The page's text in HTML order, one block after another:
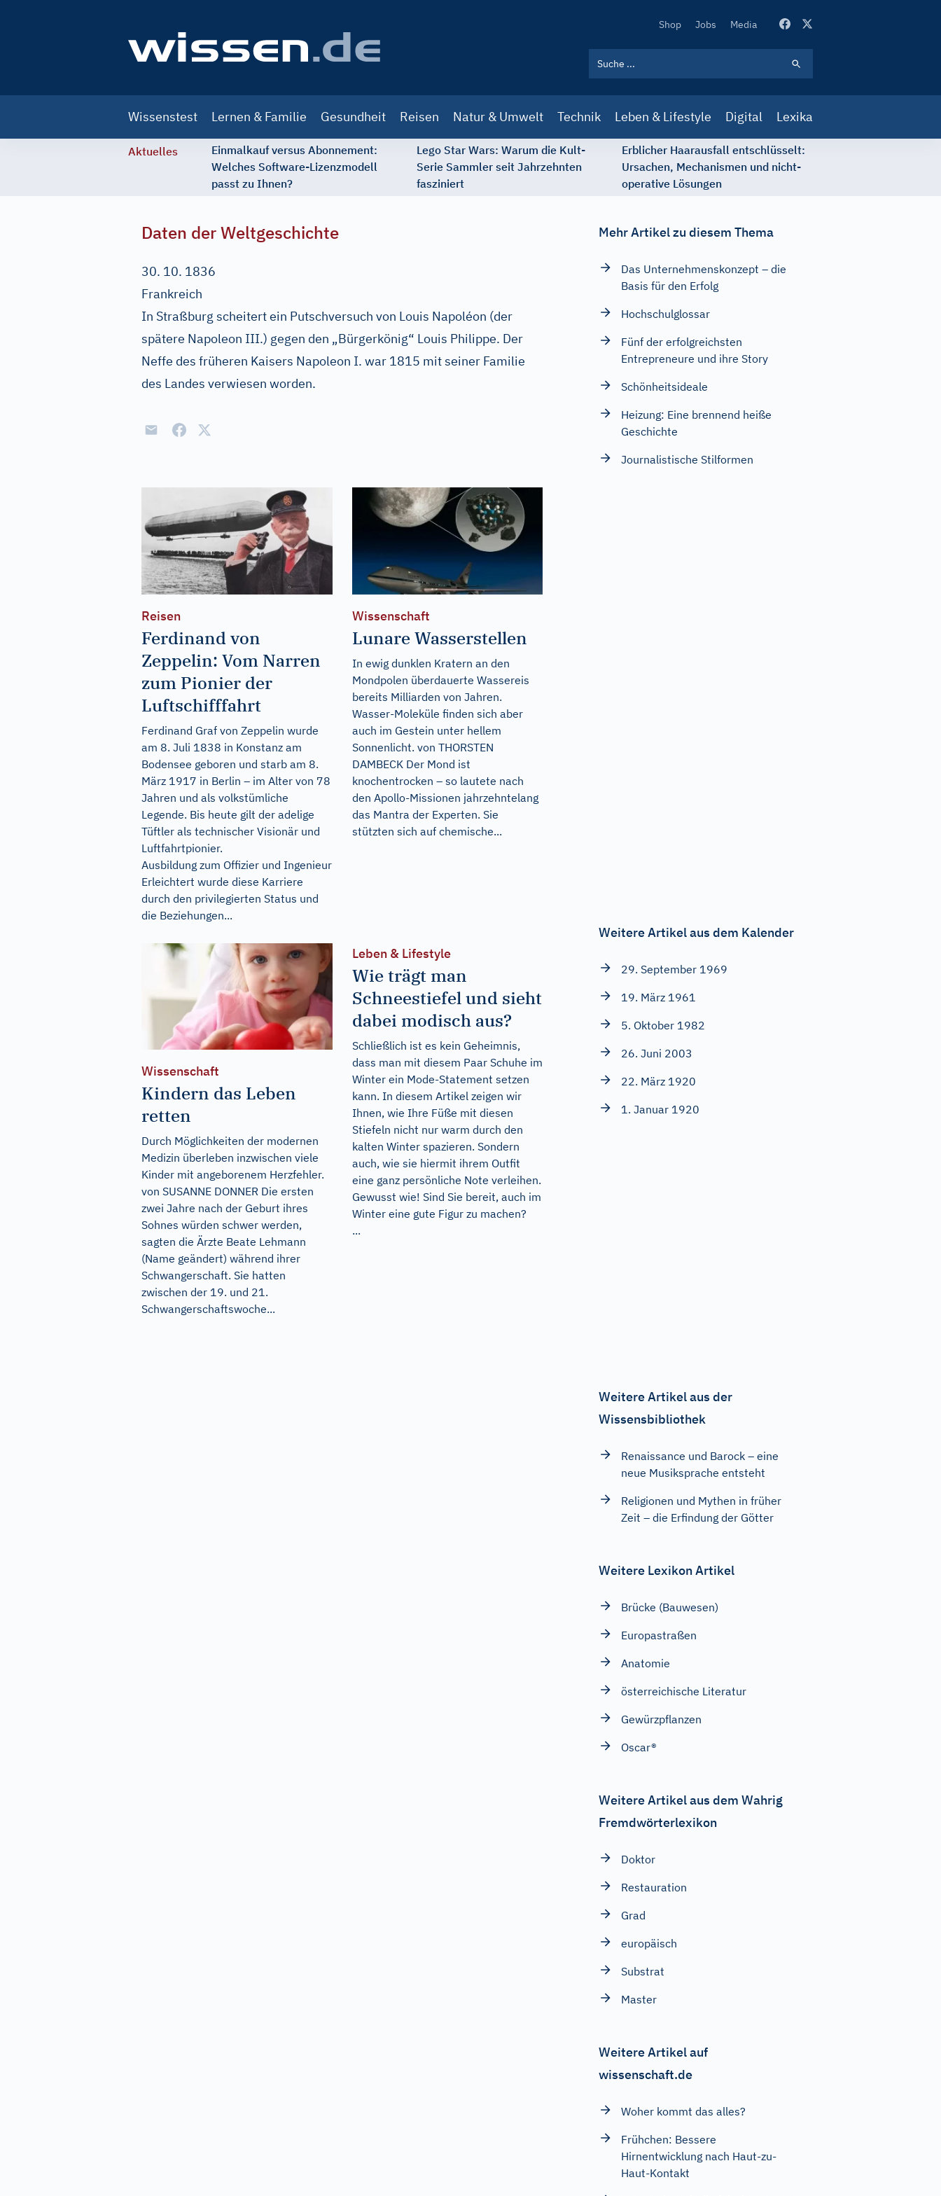
Secondary
Shop Jobs Media
navigation
Wissenstest Lernen & Familie Gesundheit Reisen Natur & Umwelt Technik Leben & Lifestyle Digital Lexika
Aktuelles
Einmalkauf versus Abonnement:
Welches Software-Lizenzmodell
passt zu Ihnen?
Lego Star Wars: Warum die Kult-
Serie Sammler seit Jahrzehnten
fasziniert
Erblicher Haarausfall entschlüsselt:
Ursachen, Mechanismen und nicht-
operative Lösungen
Daten der Weltgeschichte
30. 10. 1836
Frankreich
In Straßburg scheitert ein Putschversuch von Louis Napoléon (der
spätere Napoleon III.) gegen den „Bürgerkönig“ Louis Philippe. Der
Neffe des früheren Kaisers Napoleon I. war 1815 mit seiner Familie
des Landes verwiesen worden.
Reisen
Ferdinand von
Zeppelin: Vom Narren
zum Pionier der
Luftschifffahrt
Ferdinand Graf von Zeppelin wurde
am 8. Juli 1838 in Konstanz am
Bodensee geboren und starb am 8.
März 1917 in Berlin – im Alter von 78
Jahren und als volkstümliche
Legende. Bis heute gilt der adelige
Tüftler als technischer Visionär und
Luftfahrtpionier.
Ausbildung zum Offizier und Ingenieur
Erleichtert wurde diese Karriere
durch den privilegierten Status und
die Beziehungen...
Wissenschaft
Lunare Wasserstellen
In ewig dunklen Kratern an den
Mondpolen überdauerte Wassereis
bereits Milliarden von Jahren.
Wasser-Moleküle finden sich aber
auch im Gestein unter hellem
Sonnenlicht. von THORSTEN
DAMBECK Der Mond ist
knochentrocken – so lautete nach
den Apollo-Missionen jahrzehntelang
das Mantra der Experten. Sie
stützten sich auf chemische...
Wissenschaft
Kindern das Leben
retten
Durch Möglichkeiten der modernen
Medizin überleben inzwischen viele
Kinder mit angeborenem Herzfehler.
von SUSANNE DONNER Die ersten
zwei Jahre nach der Geburt ihres
Sohnes würden schwer werden,
sagten die Ärzte Beate Lehmann
(Name geändert) während ihrer
Schwangerschaft. Sie hatten
zwischen der 19. und 21.
Schwangerschaftswoche...
Leben & Lifestyle
Wie trägt man
Schneestiefel und sieht
dabei modisch aus?
Schließlich ist es kein Geheimnis,
dass man mit diesem Paar Schuhe im
Winter ein Mode-Statement setzen
kann. In diesem Artikel zeigen wir
Ihnen, wie Ihre Füße mit diesen
Stiefeln nicht nur warm durch den
kalten Winter spazieren. Sondern
auch, wie sie hiermit ihrem Outfit
eine ganz persönliche Note verleihen.
Gewusst wie! Sind Sie bereit, auch im
Winter eine gute Figur zu machen?
...
Mehr Artikel zu diesem Thema
Das Unternehmenskonzept – die
Basis für den Erfolg
Hochschulglossar
Fünf der erfolgreichsten
Entrepreneure und ihre Story
Schönheitsideale
Heizung: Eine brennend heiße
Geschichte
Journalistische Stilformen
Weitere Artikel aus dem Kalender
29. September 1969
19. März 1961
5. Oktober 1982
26. Juni 2003
22. März 1920
1. Januar 1920
Weitere Artikel aus der
Wissensbibliothek
Renaissance und Barock – eine
neue Musiksprache entsteht
Religionen und Mythen in früher
Zeit – die Erfindung der Götter
Weitere Lexikon Artikel
Brücke (Bauwesen)
Europastraßen
Anatomie
österreichische Literatur
Gewürzpflanzen
Oscar®
Weitere Artikel aus dem Wahrig
Fremdwörterlexikon
Doktor
Restauration
Grad
europäisch
Substrat
Master
Weitere Artikel auf
wissenschaft.de
Woher kommt das alles?
Frühchen: Bessere
Hirnentwicklung nach Haut-zu-
Haut-Kontakt